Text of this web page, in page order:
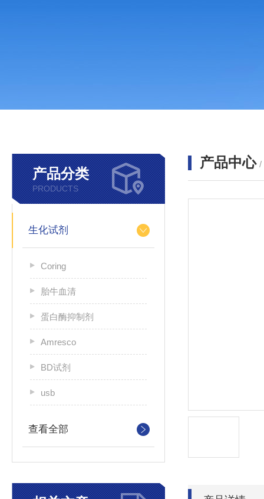
产品分类
PRODUCTS
生化试剂
Coring
胎牛血清
蛋白酶抑制剂
Amresco
BD试剂
usb
查看全部
产品中心 /